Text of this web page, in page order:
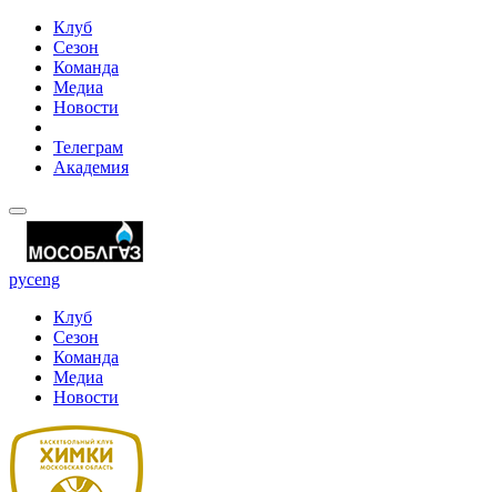
Клуб
Сезон
Команда
Медиа
Новости
Телеграм
Академия
русeng
Клуб
Сезон
Команда
Медиа
Новости